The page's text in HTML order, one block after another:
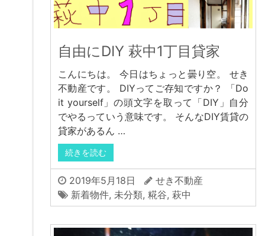
自由にDIY 萩中1丁目貸家
こんにちは。 今日はちょっと曇り空。 せき
不動産です。 DIYってご存知ですか？ 「Do
it yourself」の頭文字を取って「DIY」自分
でやるっていう意味です。 そんなDIY賃貸の
貸家があるん …
続きを読む
2019年5月18日
せき不動産
新着物件, 未分類, 糀谷, 萩中